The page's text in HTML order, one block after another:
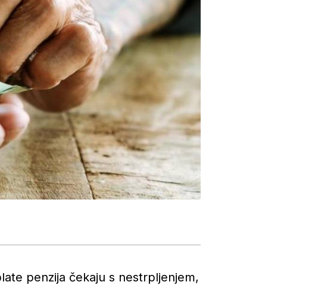
penzija čekaju s nestrpljenjem,